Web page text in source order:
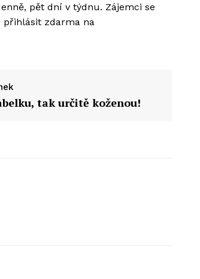
pět dní v týdnu. Zájemci se
přihlásit zdarma na
tak určitě koženou!